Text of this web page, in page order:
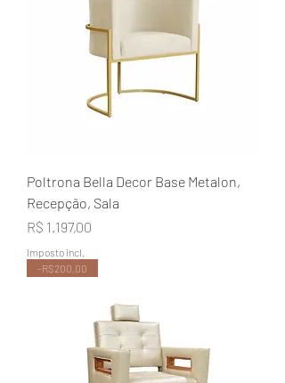
Poltrona Bella Decor Base Metalon,
Recepção, Sala
Preço
R$ 1.197,00
Imposto incl.
-R$200,00